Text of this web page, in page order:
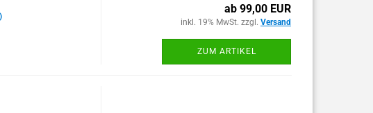
ab 99,00 EUR
inkl. 19% MwSt. zzgl. Versand
ZUM ARTIKEL